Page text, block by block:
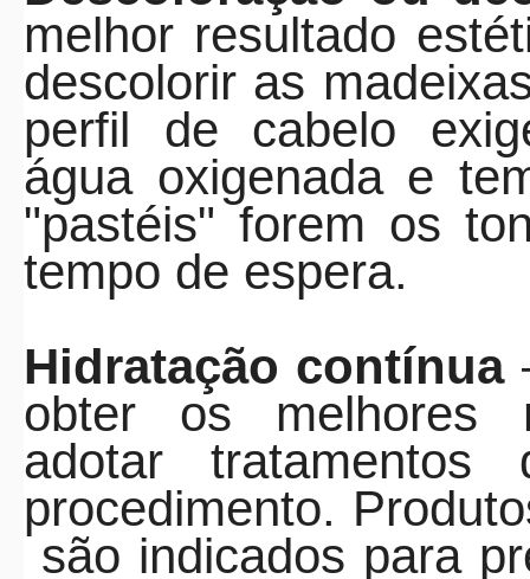
melhor resultado
descolorir as
perfil de cabelo
água oxigenada e
"pastéis" forem os
tempo de espera.
Hidratação contínua
obter os melhores
adotar
procedimento.
são indicados para